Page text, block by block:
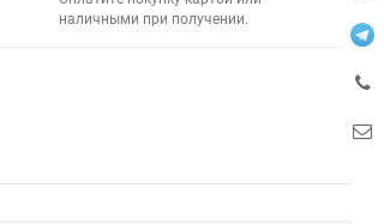
наличными при получении.